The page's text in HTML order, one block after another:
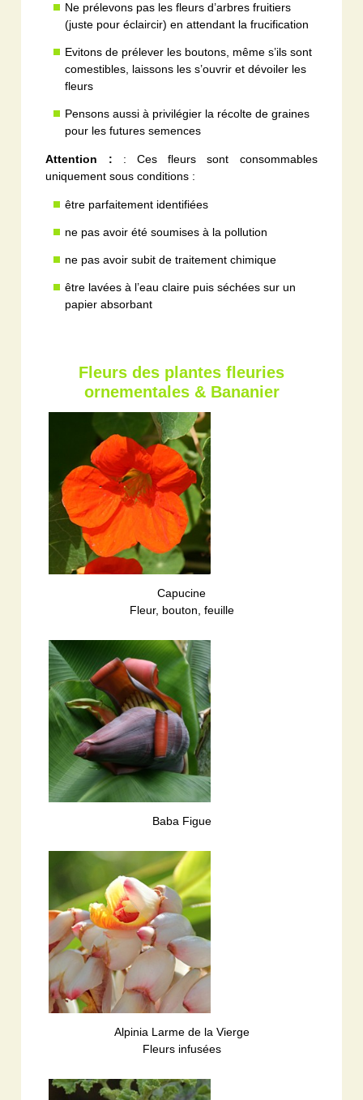
Ne prélevons pas les fleurs d’arbres fruitiers
(juste pour éclaircir) en attendant la frucification
Evitons de prélever les boutons, même s’ils sont
comestibles, laissons les s’ouvrir et dévoiler les
fleurs
Pensons aussi à privilégier la récolte de graines
pour les futures semences
Attention : : Ces fleurs sont consommables
uniquement sous conditions :
être parfaitement identifiées
ne pas avoir été soumises à la pollution
ne pas avoir subit de traitement chimique
être lavées à l’eau claire puis séchées sur un
papier absorbant
Fleurs des plantes fleuries
ornementales & Bananier
Capucine
Fleur, bouton, feuille
Baba Figue
Alpinia Larme de la Vierge
Fleurs infusées